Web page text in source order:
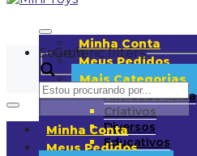
Minha Conta
Meus Pedidos
Mais Categorias
Atividade física
Criativos
Diversos
Educativos
Search
Generic filters
Minha Conta
Meus Pedidos